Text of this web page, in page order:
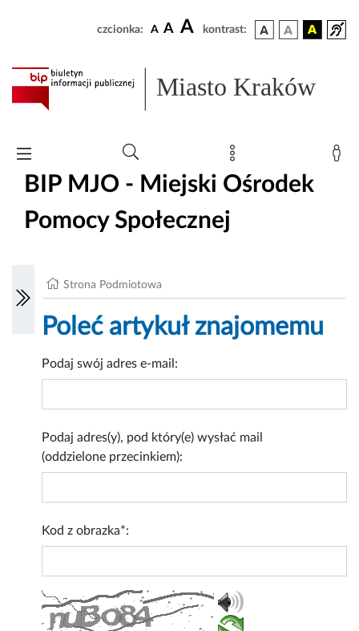
czcionka: A A A kontrast:
Miasto Kraków
BIP MJO - Miejski Ośrodek
Pomocy Społecznej
Strona Podmiotowa
Poleć artykuł znajomemu
Podaj swój adres e-mail:
Podaj adres(y), pod który(e) wysłać mail
(oddzielone przecinkiem):
Kod z obrazka*: